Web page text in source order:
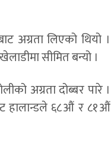
अग्रता लिएको थियो ।
सीमित बन्यो ।
अग्रता दोब्बर पारे ।
हालान्डले ६८औं र ८१औं